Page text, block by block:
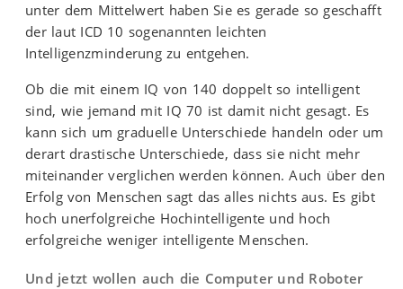
unter dem Mittelwert haben Sie es gerade so geschafft
der laut ICD 10 sogenannten leichten
Intelligenzminderung zu entgehen.
Ob die mit einem IQ von 140 doppelt so intelligent
sind, wie jemand mit IQ 70 ist damit nicht gesagt. Es
kann sich um graduelle Unterschiede handeln oder um
derart drastische Unterschiede, dass sie nicht mehr
miteinander verglichen werden können. Auch über den
Erfolg von Menschen sagt das alles nichts aus. Es gibt
hoch unerfolgreiche Hochintelligente und hoch
erfolgreiche weniger intelligente Menschen.
Und jetzt wollen auch die Computer und Roboter